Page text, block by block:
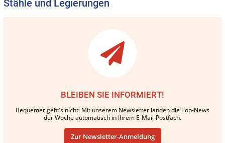
Stähle und Legierungen
BLEIBEN SIE INFORMIERT!
Bequemer geht’s nicht: Mit unserem Newsletter landen die Top-News
der Woche automatisch in Ihrem E-Mail-Postfach.
Zur Newsletter-Anmeldung